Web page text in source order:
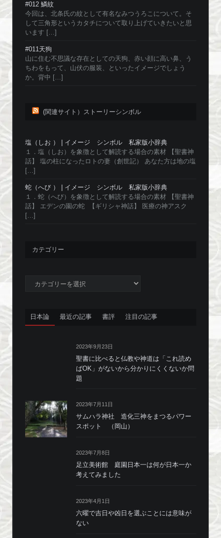
#012 鱗紋
今回は、北条氏の紋として有名なみつうろこについて。そ
して三角形というカタチについて取り上げていきたいと思
います […]
#011天狗
山に住む不思議な存在としての天狗、赤い顔に高い鼻、う
ちわをもって、山伏の服装、といったイメージでしょう
か。背中 […]
(関連サイト）ストーリーシンボル
塩（しお ） | イメージ シンボル 私家版小辞典
１．塩（しお）を象徴として解読する場合の素材 【聖書神
話】 塩の柱になったロトの妻（創世記） あなた方は地の塩
[…]
蛇（へび ） | イメージ シンボル 私家版小辞典
１．蛇（へび）を象徴として解読する場合の素材 【聖書神
話】 エデンの園の蛇 【ギリシャ神話】 医療の神アスク
[…]
カテゴリー
日本論 最近の記事 書評 注目の記事
2023年9月23日
聖書に比べると仏教や神道は「これ読め
ばOK」がないから分かりにくくないか問
題
2023年7月11日
サムハラ神社 造化三神をまつるパワー
スポット （岡山）
2023年7月8日
足立美術館 庭園日本一は何が日本一か
考えてみました
2023年4月1日
六曜で吉日や凶日を選ぶことには意味が
ない